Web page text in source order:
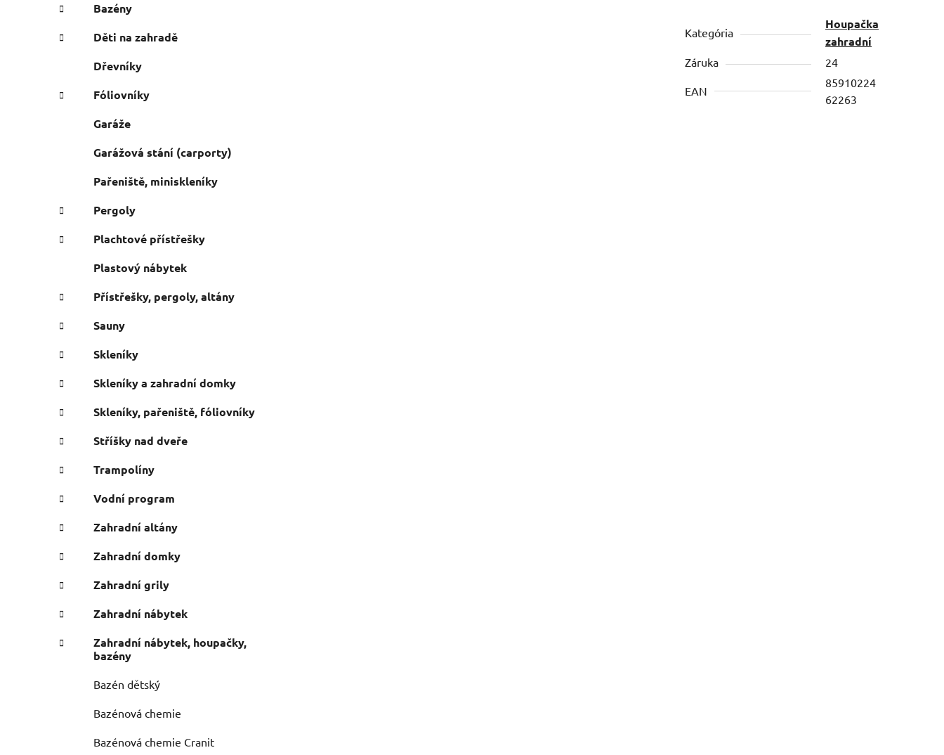
Bazény
Děti na zahradě
Dřevníky
Fóliovníky
Garáže
Garážová stání (carporty)
Pařeniště, miniskleníky
Pergoly
Plachtové přístřešky
Plastový nábytek
Přístřešky, pergoly, altány
Sauny
Skleníky
Skleníky a zahradní domky
Skleníky, pařeniště, fóliovníky
Stříšky nad dveře
Trampolíny
Vodní program
Zahradní altány
Zahradní domky
Zahradní grily
Zahradní nábytek
Zahradní nábytek, houpačky,
bazény
Bazén dětský
Bazénová chemie
Bazénová chemie Cranit
Kategória
Houpačka
zahradní
Záruka 24
EAN
85910224
62263